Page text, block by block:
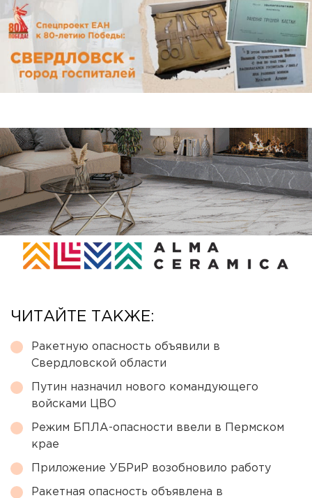
ЧИТАЙТЕ ТАКЖЕ:
Ракетную опасность объявили в
Свердловской области
Путин назначил нового командующего
войсками ЦВО
Режим БПЛА-опасности ввели в Пермском
крае
Приложение УБРиР возобновило работу
Ракетная опасность объявлена в